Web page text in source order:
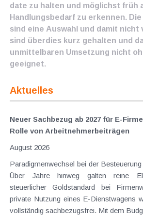
date zu halten und möglichst früh
Handlungsbedarf zu erkennen.
sind eine Auswahl und damit nicht
sind überdies kurz gehalten und
unmittelbaren Umsetzung nicht
geeignet.
Aktuelles
Neuer Sachbezug ab 2027 für E-
Rolle von Arbeitnehmer​­beiträgen
August 2026
Paradigmenwechsel bei der
Über Jahre hinweg galten reine
steuerlicher Goldstandard bei
private Nutzung eines E-Dienstwagens
vollständig sachbezugsfrei. Mit dem